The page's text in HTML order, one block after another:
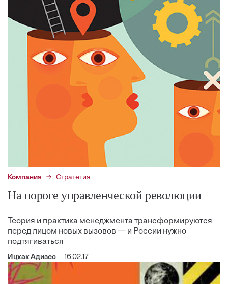
Компания Стратегия
На пороге управленческой революции
Теория и практика менеджмента трансформируются
перед лицом новых вызовов — и России нужно
подтягиваться
Ицхак Адизес 16.02.17